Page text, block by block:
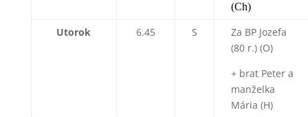
(Ch)
Utorok 6.45 S
Za BP Jozefa
(80 r.) (O)
+ brat Peter a
manželka
Mária (H)